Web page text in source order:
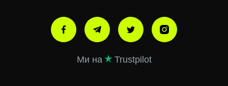
Ми на Trustpilot